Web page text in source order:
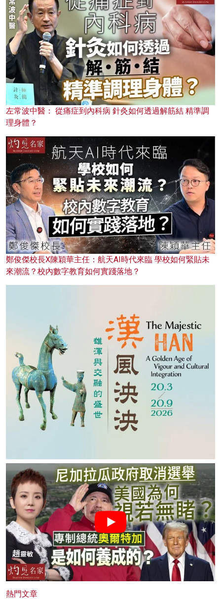
左常波中醫： 從痛症到內科病 針灸如何透過解筋結 精準調
理身體？
鄭俊傑校長X陳穎華主任：航天AI時代來臨 學校如何緊貼未
來潮流？校內數字教育如何實踐落地？
熱門文章